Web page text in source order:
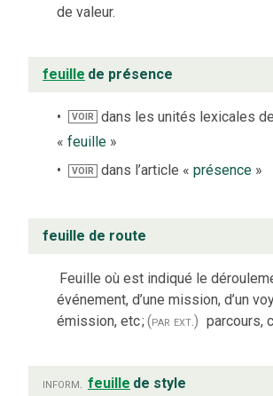
de valeur.
feuille de présence
VOIR
dans les unités lexicales
« feuille »
VOIR dans l’article «présence »
feuille de route
Feuille où est indiqué le
événement, d’une mission, d’un
émission, etc;(par ext.) parcours,
inform. feuille de style